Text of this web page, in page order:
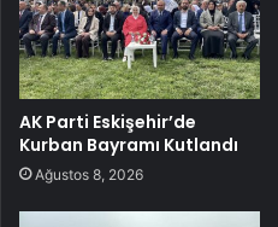
AK Parti Eskişehir’de
Kurban Bayramı Kutlandı
Ağustos 8, 2026